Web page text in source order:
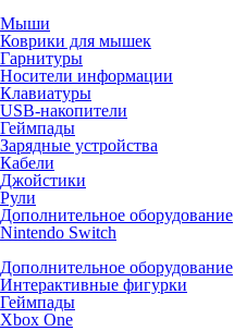
Мыши
Коврики для мышек
Гарнитуры
Носители информации
Клавиатуры
USB-накопители
Геймпады
Зарядные устройства
Кабели
Джойстики
Рули
Дополнительное оборудование
Nintendo Switch
Дополнительное оборудование
Интерактивные фигурки
Геймпады
Xbox One